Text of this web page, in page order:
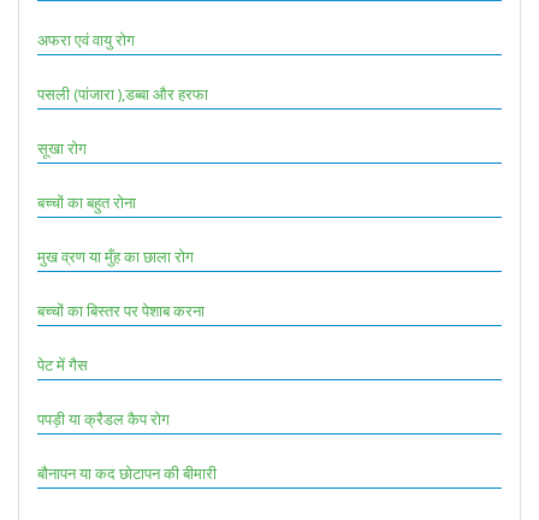
अफरा एवं वायु रोग
पसली (पांजारा ),डब्बा और हरफा
सूखा रोग
बच्चों का बहुत रोना
मुख व्रण या मुँह का छाला रोग
बच्चों का बिस्तर पर पेशाब करना
पेट में गैस
पपड़ी या क्रैडल कैप रोग
बौनापन या कद छोटापन की बीमारी